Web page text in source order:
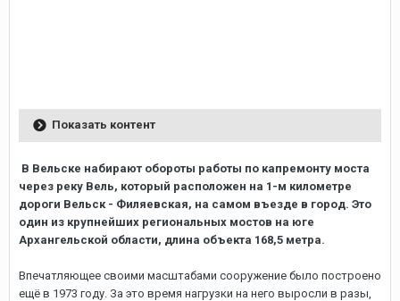
Показать контент
В Вельске набирают обороты работы по капремонту моста
через реку Вель, который расположен на 1-м километре
дороги Вельск - Филяевская, на самом въезде в город. Это
один из крупнейших региональных мостов на юге
Архангельской области, длина объекта 168,5 метра.
Впечатляющее своими масштабами сооружение было построено
ещё в 1973 году. За это время нагрузки на него выросли в разы,